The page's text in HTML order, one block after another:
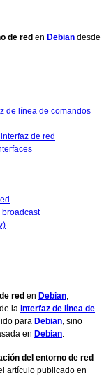
de red en Debian desde
de línea de comandos
de red
broadcast
red en Debian,
la interfaz de línea de
para Debian, sino
en Debian.
del entorno de red
artículo publicado en